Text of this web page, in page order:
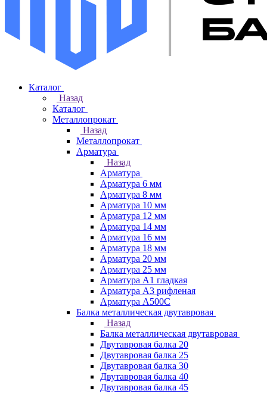
Каталог
Назад
Каталог
Металлопрокат
Назад
Металлопрокат
Арматура
Назад
Арматура
Арматура 6 мм
Арматура 8 мм
Арматура 10 мм
Арматура 12 мм
Арматура 14 мм
Арматура 16 мм
Арматура 18 мм
Арматура 20 мм
Арматура 25 мм
Арматура А1 гладкая
Арматура А3 рифленая
Арматура А500С
Балка металлическая двутавровая
Назад
Балка металлическая двутавровая
Двутавровая балка 20
Двутавровая балка 25
Двутавровая балка 30
Двутавровая балка 40
Двутавровая балка 45